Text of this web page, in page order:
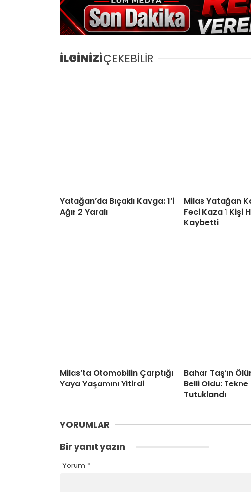
İLGİNİZİÇEKEBİLİR
Yatağan’da Bıçaklı Kavga: 1’i
Ağır 2 Yaralı
Milas Yatağan
Feci Kaza 1 Kişi
Kaybetti
Milas’ta Otomobilin Çarptığı
Yaya Yaşamını Yitirdi
Bahar Taş’ın
Belli Oldu:
Tutuklandı
YORUMLAR
Bir yanıt yazın
Yorum *